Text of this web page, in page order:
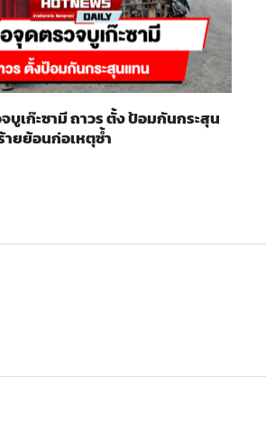
บูเก๊ะซามี ถาวร ตั้ง ป้อมกันกระสุน
ยย้อนก่อเหตุซ้ำ